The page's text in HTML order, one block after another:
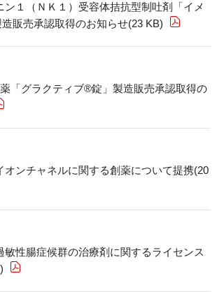
ライン
ン１（ＮＫ１）受容体拮抗型制吐剤「イメ
販売承認取得のお知らせ(23 KB)
「グラクティブ®錠」製造販売承認取得の
オンチャネルに関する創薬について提携(20
敏性腸症候群の治療剤に関するライセンス